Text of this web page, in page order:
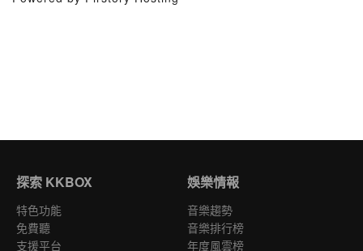
探索 KKBOX
特色功能
免費聽
支援平台
娛樂情報
音樂趨勢
音樂排行榜
年度風雲榜